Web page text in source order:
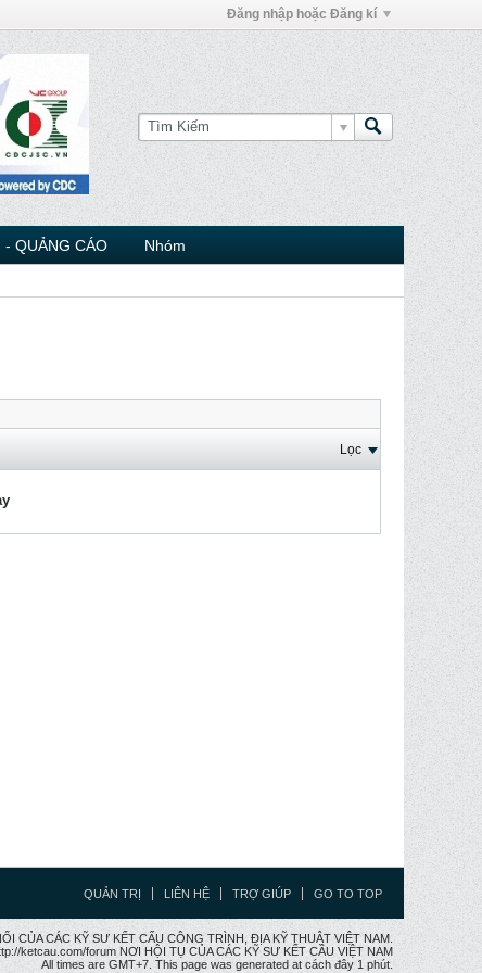
Đăng nhập hoặc Đăng kí
- QUẢNG CÁO Nhóm
Lọc
QUẢN TRỊ LIÊN HỆ TRỢ GIÚP GO TO TOP
CỦA CÁC KỸ SƯ KẾT CẤU CÔNG TRÌNH, ĐỊA KỸ THUẬT VIỆT NAM.
ketcau.com/forum NƠI HỘI TỤ CỦA CÁC KỸ SƯ KẾT CÂU VIỆT NAM
All times are GMT+7. This page was generated at cách đây 1 phút.